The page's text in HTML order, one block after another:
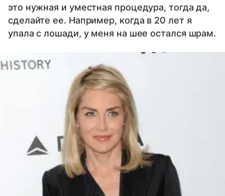
это нужная и уместная процедура, тогда да,
сделайте ее. Например, когда в 20 лет я
упала с лошади, у меня на шее остался шрам.